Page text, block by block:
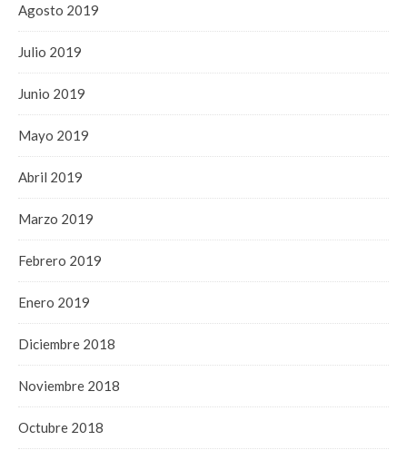
Agosto 2019
Julio 2019
Junio 2019
Mayo 2019
Abril 2019
Marzo 2019
Febrero 2019
Enero 2019
Diciembre 2018
Noviembre 2018
Octubre 2018